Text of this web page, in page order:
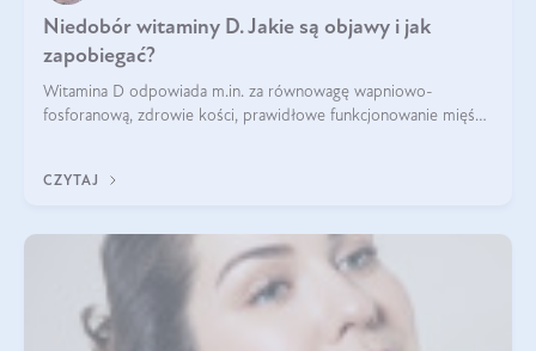
Niedobór witaminy D. Jakie są objawy i jak
zapobiegać?
Witamina D odpowiada m.in. za równowagę wapniowo-
fosforanową, zdrowie kości, prawidłowe funkcjonowanie mięśni
problemem.
CZYTAJ